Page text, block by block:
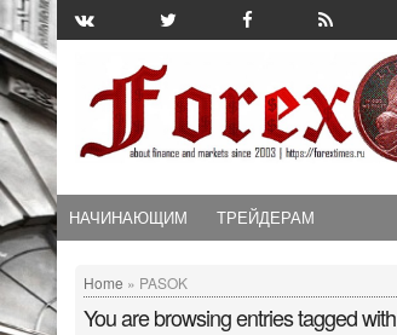
НАЧИНАЮЩИМ ТРЕЙДЕРАМ
Home » PASOK
You are browsing entries tagged with